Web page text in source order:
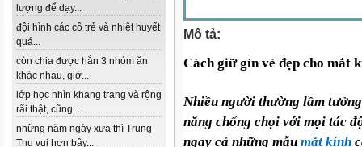
lượng để dạy...
đội hình các cô trẻ và nhiệt huyết
quá...
còn chia được hẳn 3 nhóm ăn
khác nhau, giờ...
lớp học nhìn khang trang và rộng
rãi thật, cũng...
những năm ngày xưa thì Trung
Thu vui hơn bây...
Mô tả:
Cách giữ gìn vẻ đẹp cho mắt
Nhiều người thường lầm
năng chống chọi với mọi tác
ngay cả những mẫu mắt kính